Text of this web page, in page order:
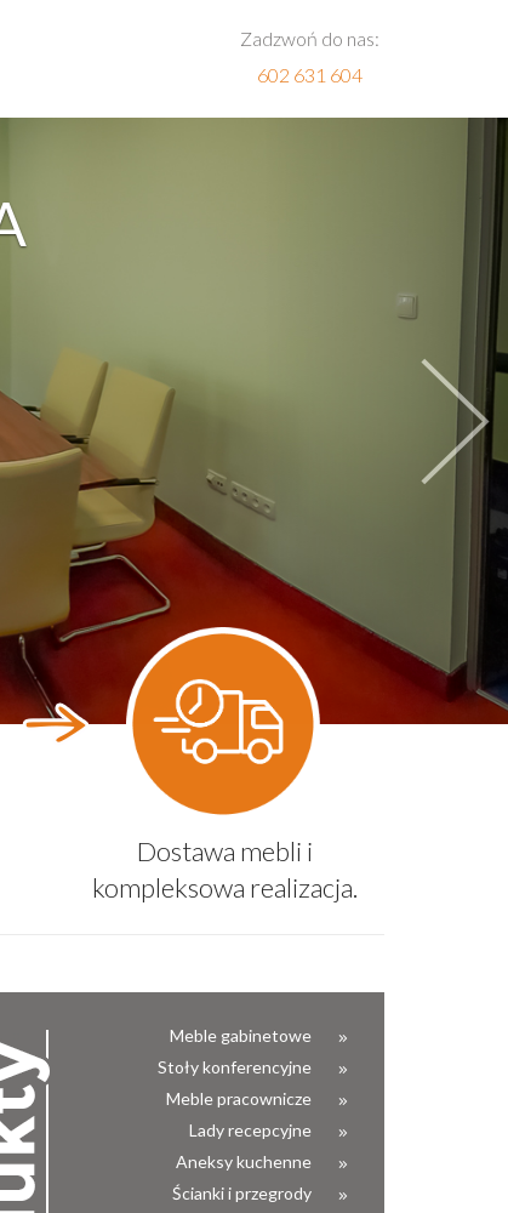
Zadzwoń do nas:
602 631 604
Dostawa mebli i
kompleksowa realizacja.
Meble gabinetowe
Stoły konferencyjne
Meble pracownicze
Lady recepcyjne
Aneksy kuchenne
Ścianki i przegrody